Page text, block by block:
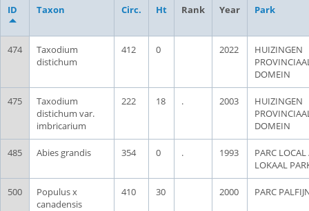
ID Taxon Circ. Ht Rank Year Park
474
Taxodium
distichum
412 0 2022
HUIZINGEN
DOMEIN
475
Taxodium
distichum var.
imbricarium
222 18 . 2003
HUIZINGEN
DOMEIN
485 Abies grandis 354 0 . 1993
PARC
LOKAAL
500
Populus x
canadensis
410 30 2000 PARC